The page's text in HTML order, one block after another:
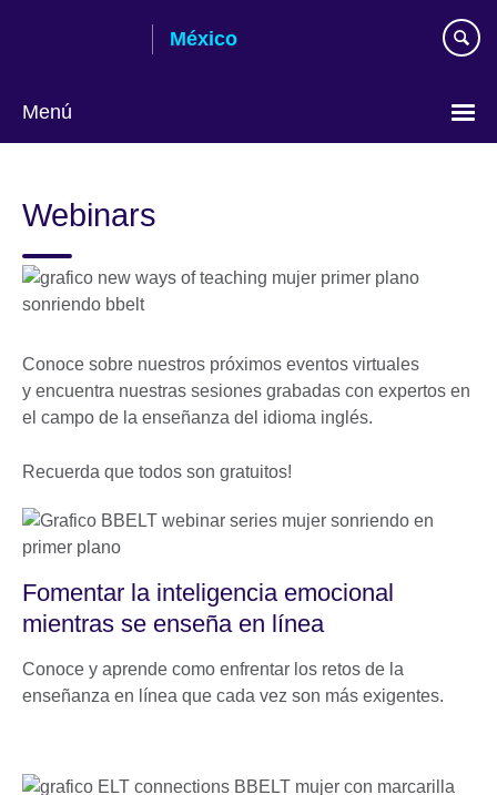
México
Menú
language
Webinars
Conoce sobre nuestros próximos eventos virtuales
y encuentra nuestras sesiones grabadas con expertos en
el campo de la enseñanza del idioma inglés.
Recuerda que todos son gratuitos!
Fomentar la inteligencia emocional
mientras se enseña en línea
Conoce y aprende como enfrentar los retos de la
enseñanza en línea que cada vez son más exigentes.